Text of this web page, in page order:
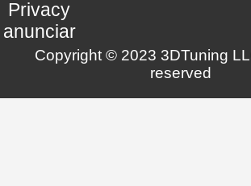
Privacy
anunciar
Copyright © 2023 3DTuning
reserved